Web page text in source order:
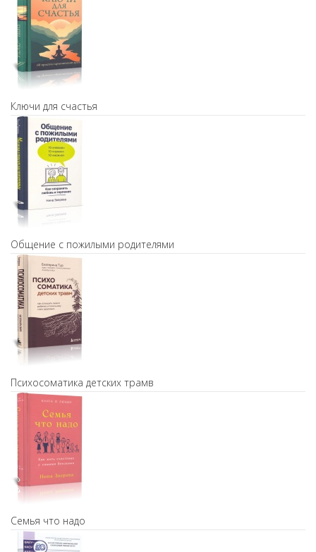
Ключи для счастья
Общение с пожилыми родителями
Психосоматика детских трамв
Семья что надо